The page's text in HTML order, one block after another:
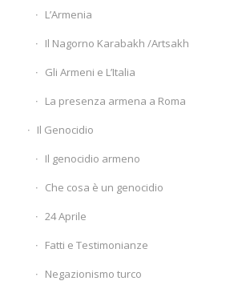
L’Armenia
Il Nagorno Karabakh /Artsakh
Gli Armeni e L’Italia
La presenza armena a Roma
Il Genocidio
Il genocidio armeno
Che cosa è un genocidio
24 Aprile
Fatti e Testimonianze
Negazionismo turco